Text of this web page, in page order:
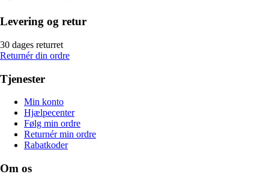
Levering og retur
30 dages returret
Returnér din ordre
Tjenester
Min konto
Hjælpecenter
Følg min ordre
Returnér min ordre
Rabatkoder
Om os